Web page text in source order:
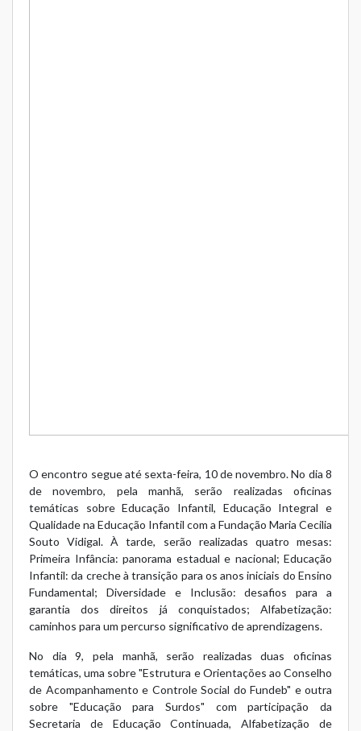
O encontro segue até sexta-feira, 10 de novembro. No dia 8
de novembro, pela manhã, serão realizadas oficinas
temáticas sobre Educação Infantil, Educação Integral e
Qualidade na Educação Infantil com a Fundação Maria Cecilia
Souto Vidigal. À tarde, serão realizadas quatro mesas:
Primeira Infância: panorama estadual e nacional; Educação
Infantil: da creche à transição para os anos iniciais do Ensino
Fundamental; Diversidade e Inclusão: desafios para a
garantia dos direitos já conquistados; Alfabetização:
caminhos para um percurso significativo de aprendizagens.
No dia 9, pela manhã, serão realizadas duas oficinas
temáticas, uma sobre "Estrutura e Orientações ao Conselho
de Acompanhamento e Controle Social do Fundeb" e outra
sobre "Educação para Surdos" com participação da
Secretaria de Educação Continuada, Alfabetização de